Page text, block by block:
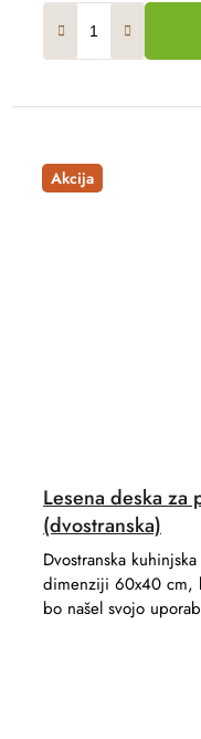
Akcija
Lesena deska
(dvostranska)
Dvostranska
dimenziji 60x40 cm,
bo našel svojo